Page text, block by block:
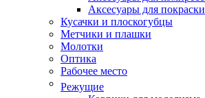
Аксесуары для покраски
Кусачки и плоскогубцы
Метчики и плашки
Молотки
Оптика
Рабочее место
Режущие